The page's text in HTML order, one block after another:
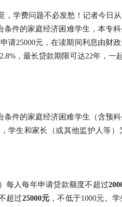
，学费问题不必发愁！ 记者今日
件的家庭经济困难学生，本专
请25000元，在读期间利息由财
，最长贷款期限可达22年，一
件的家庭经济困难学生（含预
学生和家长（或其他监护人等
每人每年申请贷款额度不超过
超过25000元 ，不低于1000元。